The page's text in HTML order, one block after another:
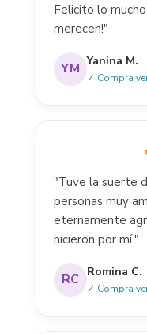
Felicito lo
merecen!"
YM Yanina M.
✓ Compra
"Tuve la suerte
personas muy
eternamente
hicieron por mí."
RC Romina C.
✓ Compra